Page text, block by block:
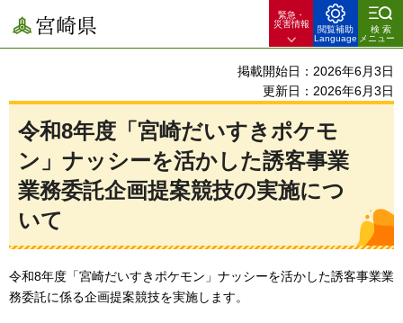
宮崎県
緊急・
災害情報
閲覧補助
Language
検索
メニュー
掲載開始日：2026年6月3日
更新日：2026年6月3日
令和8年度「宮崎だいすきポケモ
ン」ナッシーを活かした誘客事業
業務委託企画提案競技の実施につ
いて
令和8年度「宮崎だいすきポケモン」ナッシーを活かした誘客事業業
務委託に係る企画提案競技を実施します。